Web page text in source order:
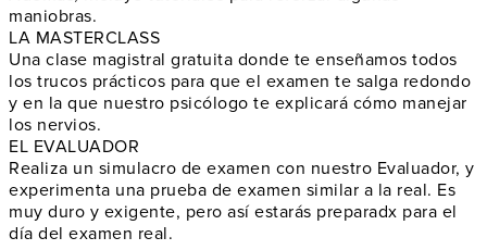
maniobras.
LA MASTERCLASS
Una clase magistral gratuita donde te enseñamos todos
los trucos prácticos para que el examen te salga redondo
y en la que nuestro psicólogo te explicará cómo manejar
los nervios.
EL EVALUADOR
Realiza un simulacro de examen con nuestro Evaluador, y
experimenta una prueba de examen similar a la real. Es
muy duro y exigente, pero así estarás preparadx para el
día del examen real.